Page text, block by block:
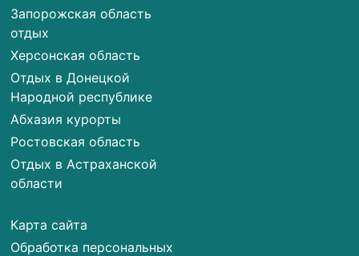
Запорожская область
отдых
Херсонская область
Отдых в Донецкой
Народной республике
Абхазия курорты
Ростовская область
Отдых в Астраханской
области
Карта сайта
Обработка персональных